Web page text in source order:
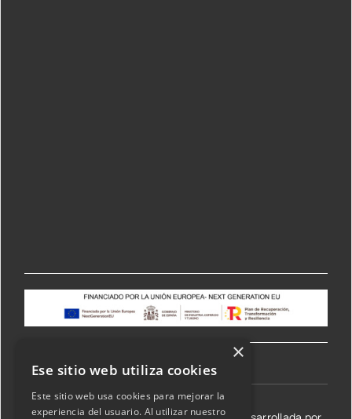
×
Ese sitio web utiliza cookies
Este sitio web usa cookies para mejorar la
experiencia del usuario. Al utilizar nuestro